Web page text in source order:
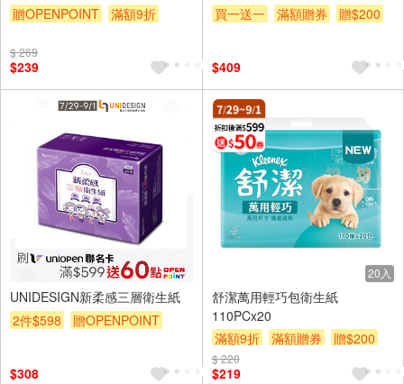
贈OPENPOINT
滿額9折
$ 269
$239
買一送一
滿額贈券 贈$200
$409
UNIDESIGN新柔感三層衛生紙
2件$598
贈OPENPOINT
$308
20入
舒潔萬用輕巧包衛生紙
110PCx20
滿額9折
滿額贈券 贈$200
$ 220
$219